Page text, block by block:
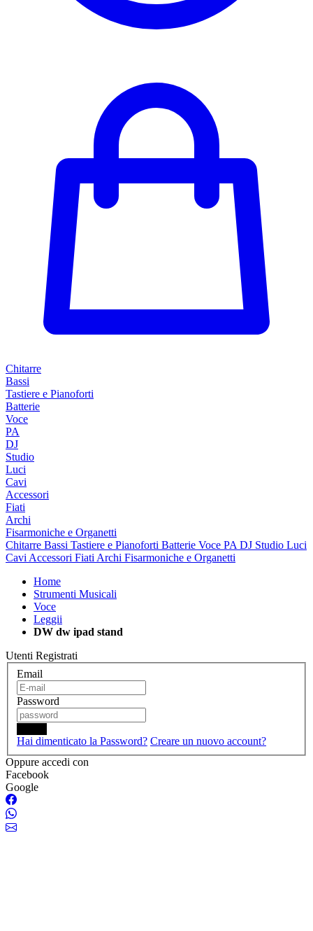
Chitarre
Bassi
Tastiere e Pianoforti
Batterie
Voce
PA
DJ
Studio
Luci
Cavi
Accessori
Fiati
Archi
Fisarmoniche e Organetti
Chitarre Bassi Tastiere e Pianoforti Batterie Voce PA DJ Studio Luci
Cavi Accessori Fiati Archi Fisarmoniche e Organetti
Home
Strumenti Musicali
Voce
Leggii
DW dw ipad stand
Utenti Registrati
Email
Password
Hai dimenticato la Password? Creare un nuovo account?
Oppure accedi con
Facebook
Google